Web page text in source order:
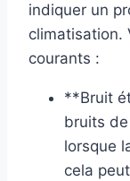
indiquer un
climatisation.
courants :
**Bruit
bruits
lorsque
cela